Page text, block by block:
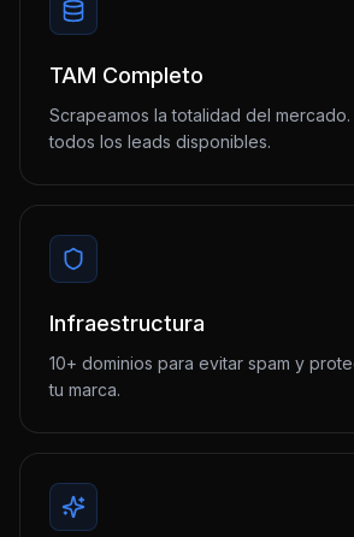
TAM Completo
Scrapeamos la totalidad del
todos los leads disponibles.
Infraestructura
10+ dominios para evitar spam y
tu marca.